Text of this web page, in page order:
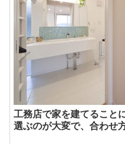
工務店で家を建てること
選ぶのが大変で、合わせ